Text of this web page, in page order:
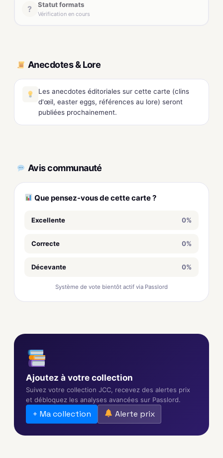
? Statut formats
Vérification en cours
Anecdotes & Lore
Les anecdotes éditoriales sur cette carte (clins
d'œil, easter eggs, références au lore) seront
publiées prochainement.
Avis communauté
Que pensez-vous de cette carte ?
Excellente 0%
Correcte 0%
Décevante 0%
Système de vote bientôt actif via Passlord
Ajoutez à votre collection
Suivez votre collection JCC, recevez des alertes prix
et débloquez les analyses avancées sur Passlord.
+ Ma collection Alerte prix